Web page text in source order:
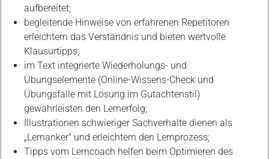
aufbereitet;
begleitende Hinweise von erfahrenen Repetitoren
erleichtern das Verständnis und bieten wertvolle
Klausurtipps;
im Text integrierte Wiederholungs- und
Übungselemente (Online-Wissens-Check und
Übungsfälle mit Lösung im Gutachtenstil)
gewährleisten den Lernerfolg;
Illustrationen schwieriger Sachverhalte dienen als
„Lernanker" und erleichtern den Lernprozess;
Tipps vom Lerncoach helfen beim Optimieren des